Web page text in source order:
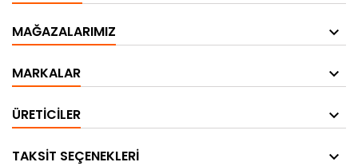
MAĞAZALARIMIZ
MARKALAR
ÜRETICILER
TAKSIT SEÇENEKLERI